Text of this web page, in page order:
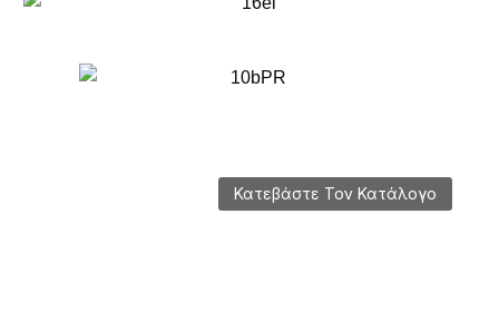
Κατεβάστε Τον Κατάλογο